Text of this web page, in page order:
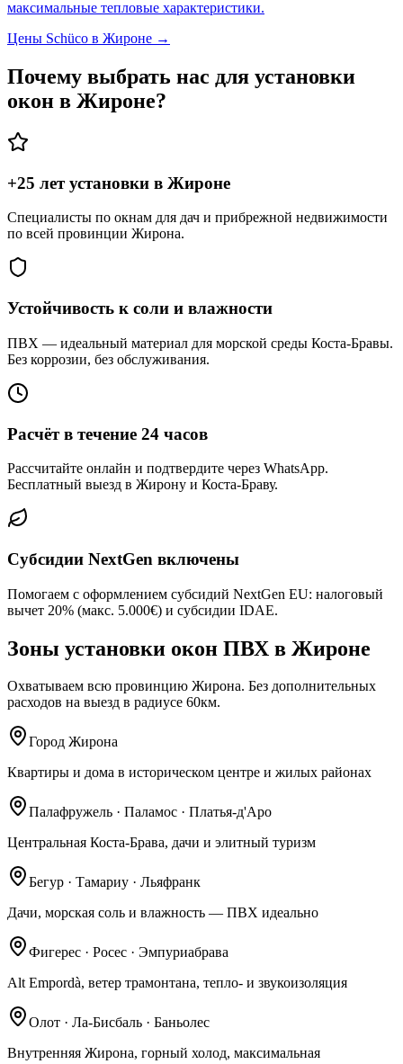
максимальные тепловые характеристики.
Цены Schüco в Жироне →
Почему выбрать нас для установки
окон в Жироне?
+25 лет установки в Жироне
Специалисты по окнам для дач и прибрежной недвижимости
по всей провинции Жирона.
Устойчивость к соли и влажности
ПВХ — идеальный материал для морской среды Коста-Бравы.
Без коррозии, без обслуживания.
Расчёт в течение 24 часов
Рассчитайте онлайн и подтвердите через WhatsApp.
Бесплатный выезд в Жирону и Коста-Браву.
Субсидии NextGen включены
Помогаем с оформлением субсидий NextGen EU: налоговый
вычет 20% (макс. 5.000€) и субсидии IDAE.
Зоны установки окон ПВХ в Жироне
Охватываем всю провинцию Жирона. Без дополнительных
расходов на выезд в радиусе 60км.
Город Жирона
Квартиры и дома в историческом центре и жилых районах
Палафружель · Паламос · Платья-д'Аро
Центральная Коста-Брава, дачи и элитный туризм
Бегур · Тамариу · Льяфранк
Дачи, морская соль и влажность — ПВХ идеально
Фигерес · Росес · Эмпуриабрава
Alt Empordà, ветер трамонтана, тепло- и звукоизоляция
Олот · Ла-Бисбаль · Баньолес
Внутренняя Жирона, горный холод, максимальная